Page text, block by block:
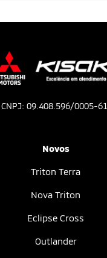
CNPJ: 09.408.596/0005-61
Novos
Triton Terra
Nova Triton
Eclipse Cross
Outlander